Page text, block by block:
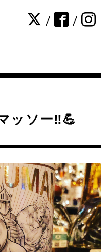
/ /
マッソー‼️💪